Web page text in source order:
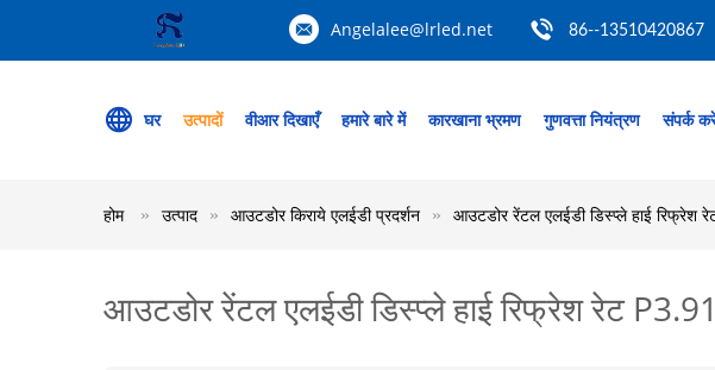
Angelalee@lrled.net 86--13510420867
घर उत्पादों वीआर दिखाएँ हमारे बारे में कारखाना भ्रमण गुणवत्ता नियंत्रण संपर्क
होम उत्पाद आउटडोर किराये एलईडी प्रदर्शन आउटडोर रेंटल एलईडी डिस्प्ले हाई रिफ्रेश
आउटडोर रेंटल एलईडी डिस्प्ले हाई रिफ्रेश रेट